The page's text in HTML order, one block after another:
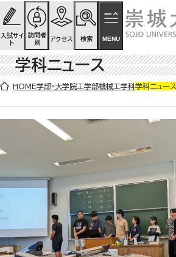
ページの先頭です
ページ内を移動するためのリンク
本文(c)へ
入試サイ
ト
訪問者
別
アクセス 検索 MENU
ここから本文です。
学科ニュース
HOME学部・大学院工学部機械工学科学科ニュース